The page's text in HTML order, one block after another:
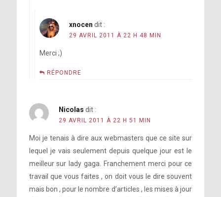
xnocen dit :
29 AVRIL 2011 À 22 H 48 MIN
Merci ;)
RÉPONDRE
Nicolas dit :
29 AVRIL 2011 À 22 H 51 MIN
Moi je tenais à dire aux webmasters que ce site sur
lequel je vais seulement depuis quelque jour est le
meilleur sur lady gaga. Franchement merci pour ce
travail que vous faites , on doit vous le dire souvent
mais bon , pour le nombre d’articles , les mises à jour